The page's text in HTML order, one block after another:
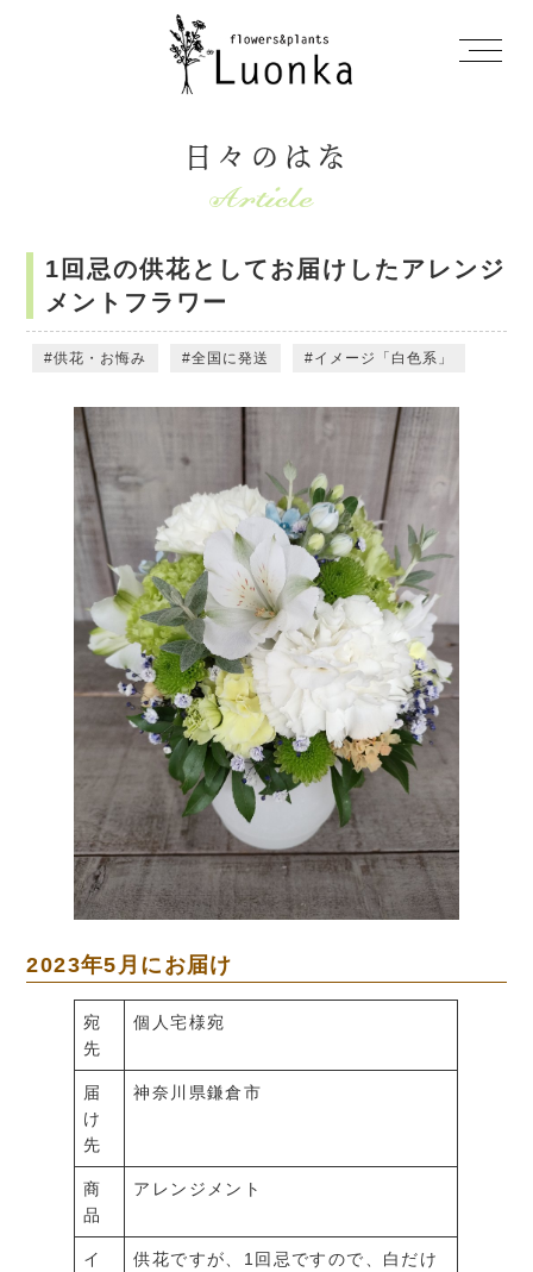
日々のはな
1回忌の供花としてお届けしたアレンジ
メントフラワー
供花・お悔み 全国に発送 イメージ「白色系」
2023年5月にお届け
宛
先
個人宅様宛
届
け
先
神奈川県鎌倉市
商
品
アレンジメント
イ
供花ですが、1回忌ですので、白だけ